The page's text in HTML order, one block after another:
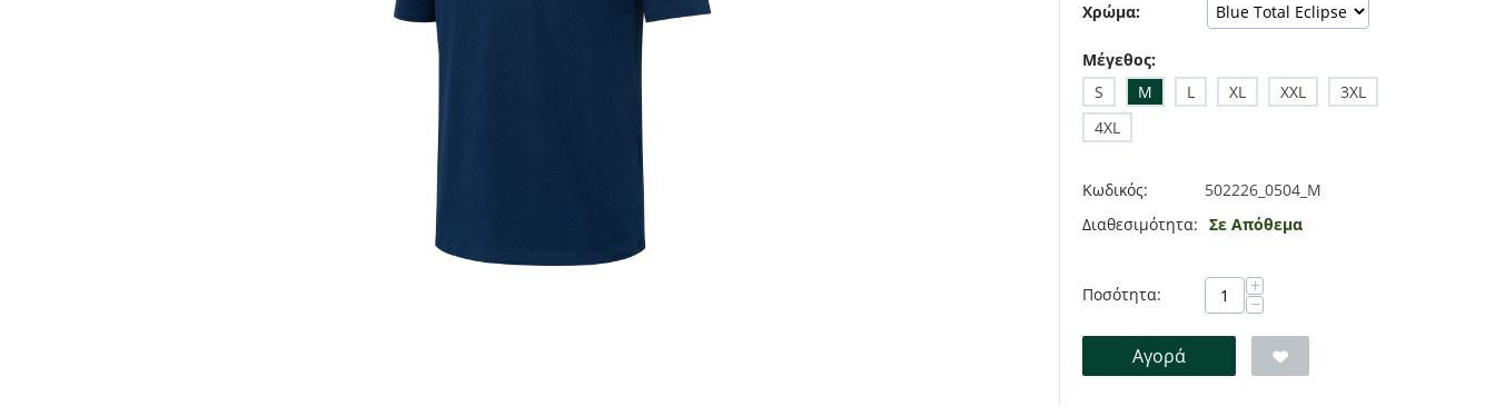
Χρώμα:
Μέγεθος:
S
M L XL XXL
3XL
4XL
Κωδικός:
502226_0504_M
Διαθεσιμότητα: Σε Απόθεμα
Ποσότητα: +
−
Αγορά